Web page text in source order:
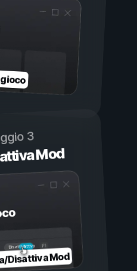
3
Mod
Attivo
Disattivo
Disattiva Mod